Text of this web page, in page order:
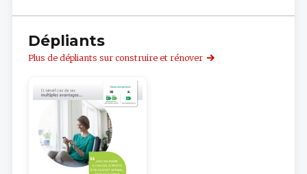
Dépliants
Plus de dépliants sur construire et rénover